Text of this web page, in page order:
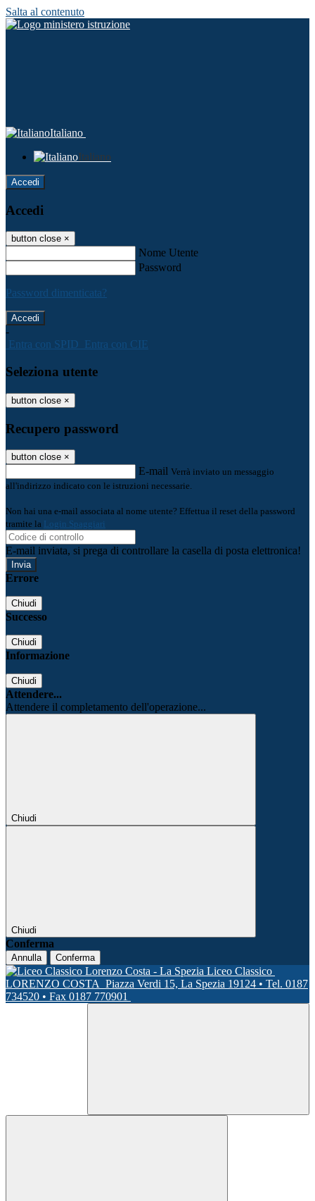
Salta al contenuto
Italiano
Italiano
Accedi
Accedi
button close ×
Nome Utente
Password
Password dimenticata?
-
Entra con SPID Entra con CIE
Seleziona utente
button close ×
Recupero password
button close ×
E-mail Verrà inviato un messaggio
all'indirizzo indicato con le istruzioni necessarie.
Non hai una e-mail associata al nome utente? Effettua il reset della password
tramite la Login Spaggiari
E-mail inviata, si prega di controllare la casella di posta elettronica!
Errore
Chiudi
Successo
Chiudi
Informazione
Chiudi
Attendere...
Attendere il completamento dell'operazione...
Chiudi
Chiudi
Conferma
Annulla Conferma
Liceo Classico
LORENZO COSTA Piazza Verdi 15, La Spezia 19124 • Tel. 0187
734520 • Fax 0187 770901